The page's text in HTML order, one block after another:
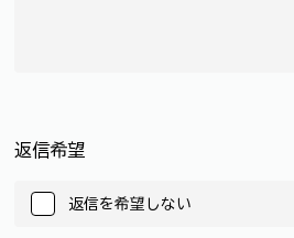
返信希望
返信を希望しない